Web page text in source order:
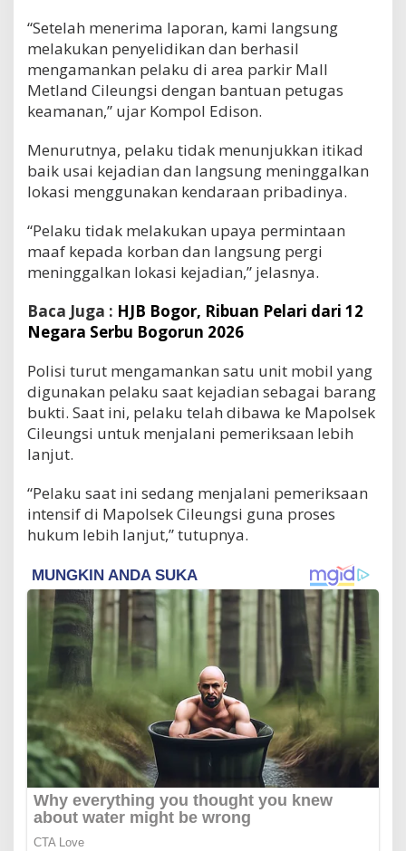
“Setelah menerima laporan, kami langsung
melakukan penyelidikan dan berhasil
mengamankan pelaku di area parkir Mall
Metland Cileungsi dengan bantuan petugas
keamanan,” ujar Kompol Edison.
Menurutnya, pelaku tidak menunjukkan itikad
baik usai kejadian dan langsung meninggalkan
lokasi menggunakan kendaraan pribadinya.
“Pelaku tidak melakukan upaya permintaan
maaf kepada korban dan langsung pergi
meninggalkan lokasi kejadian,” jelasnya.
Baca Juga : HJB Bogor, Ribuan Pelari dari 12
Negara Serbu Bogorun 2026
Polisi turut mengamankan satu unit mobil yang
digunakan pelaku saat kejadian sebagai barang
bukti. Saat ini, pelaku telah dibawa ke Mapolsek
Cileungsi untuk menjalani pemeriksaan lebih
lanjut.
“Pelaku saat ini sedang menjalani pemeriksaan
intensif di Mapolsek Cileungsi guna proses
hukum lebih lanjut,” tutupnya.